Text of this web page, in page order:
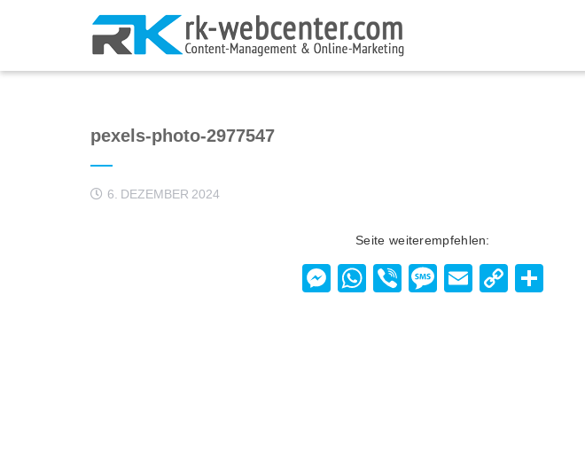
pexels-photo-2977547
6. DEZEMBER 2024
Seite weiterempfehlen:
Messenger
WhatsApp
ViberMessage
EmailCopy